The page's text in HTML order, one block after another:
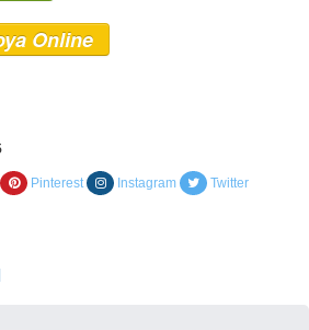
Online
Pinterest Instagram Twitter